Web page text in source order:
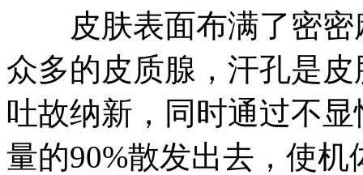
皮肤表面布满了密密
众多的皮质腺，汗孔是
吐故纳新，同时通过不
量的90%散发出去，使